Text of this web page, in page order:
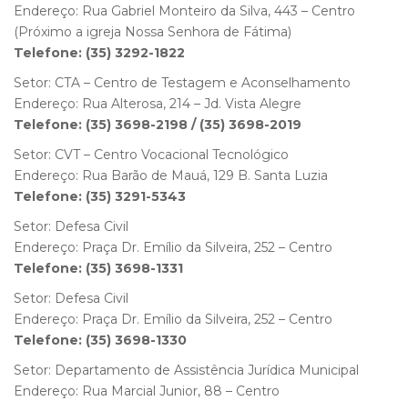
Endereço: Rua Gabriel Monteiro da Silva, 443 – Centro
(Próximo a igreja Nossa Senhora de Fátima)
Telefone: (35) 3292-1822
Setor: CTA – Centro de Testagem e Aconselhamento
Endereço: Rua Alterosa, 214 – Jd. Vista Alegre
Telefone: (35) 3698-2198 / (35) 3698-2019
Setor: CVT – Centro Vocacional Tecnológico
Endereço: Rua Barão de Mauá, 129 B. Santa Luzia
Telefone: (35) 3291-5343
Setor: Defesa Civil
Endereço: Praça Dr. Emílio da Silveira, 252 – Centro
Telefone: (35) 3698-1331
Setor: Defesa Civil
Endereço: Praça Dr. Emílio da Silveira, 252 – Centro
Telefone: (35) 3698-1330
Setor: Departamento de Assistência Jurídica Municipal
Endereço: Rua Marcial Junior, 88 – Centro